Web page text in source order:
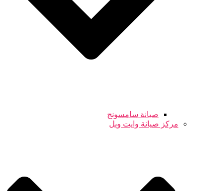
صيانة سامسونج
مركز صيانة وايت ويل